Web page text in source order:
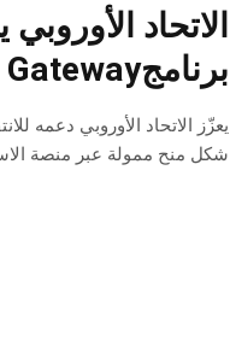
الاتحاد
برنامجGlobal Gateway
شكل منح ممولة عبر منصة